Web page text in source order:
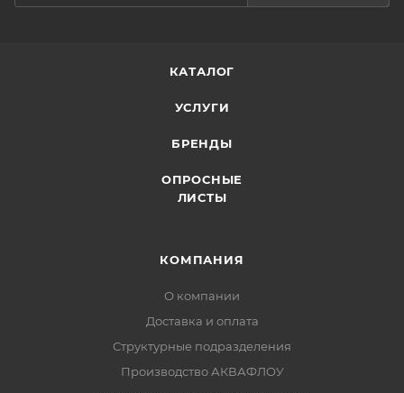
КАТАЛОГ
УСЛУГИ
БРЕНДЫ
ОПРОСНЫЕ
ЛИСТЫ
КОМПАНИЯ
О компании
Доставка и оплата
Структурные подразделения
Производство АКВАФЛОУ